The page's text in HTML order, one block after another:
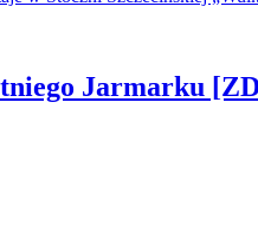
Jarmarku